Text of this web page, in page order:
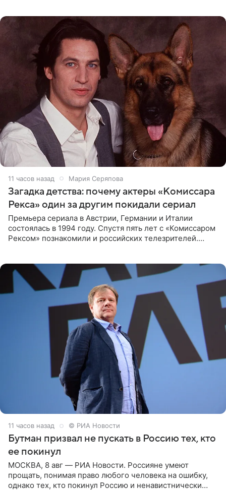
11 часов назад Мария Серяпова
Загадка детства: почему актеры «Комиссара
Рекса» один за другим покидали сериал
Премьера сериала в Австрии, Германии и Италии
состоялась в 1994 году. Спустя пять лет с «Комиссаром
Рексом» познакомили и российских телезрителей.
11 часов назад © РИА Новости
Бутман призвал не пускать в Россию тех, кто
ее покинул
МОСКВА, 8 авг — РИА Новости. Россияне умеют
прощать, понимая право любого человека на ошибку,
однако тех, кто покинул Россию и ненавистнически